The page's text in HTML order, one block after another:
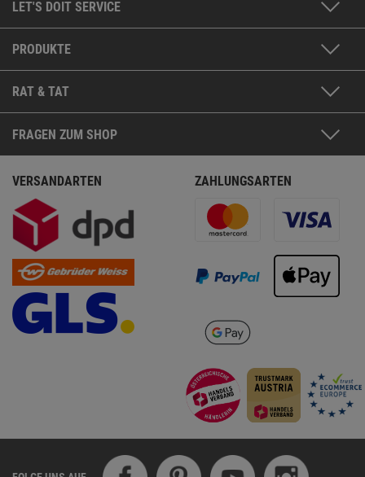
LET'S DOIT SERVICE
PRODUKTE
RAT & TAT
FRAGEN ZUM SHOP
VERSANDARTEN ZAHLUNGSARTEN